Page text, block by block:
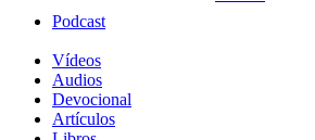
Podcast
Vídeos
Audios
Devocional
Artículos